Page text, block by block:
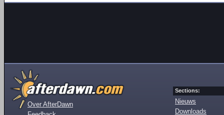
Over AfterDawn
Sections:
Nieuws
Downloads